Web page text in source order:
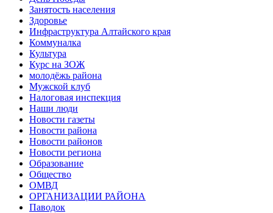
Занятость населения
Здоровье
Инфраструктура Алтайского края
Коммуналка
Культура
Курс на ЗОЖ
молодёжь района
Мужской клуб
Налоговая инспекция
Наши люди
Новости газеты
Новости района
Новости районов
Новости региона
Образование
Общество
ОМВД
ОРГАНИЗАЦИИ РАЙОНА
Паводок